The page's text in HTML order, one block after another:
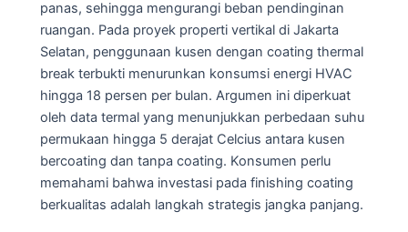
panas, sehingga mengurangi beban pendinginan
ruangan. Pada proyek properti vertikal di Jakarta
Selatan, penggunaan kusen dengan coating thermal
break terbukti menurunkan konsumsi energi HVAC
hingga 18 persen per bulan. Argumen ini diperkuat
oleh data termal yang menunjukkan perbedaan suhu
permukaan hingga 5 derajat Celcius antara kusen
bercoating dan tanpa coating. Konsumen perlu
memahami bahwa investasi pada finishing coating
berkualitas adalah langkah strategis jangka panjang.